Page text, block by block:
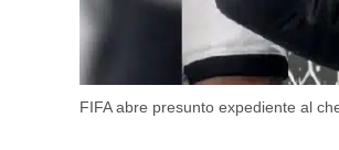
FIFA abre presunto expediente al